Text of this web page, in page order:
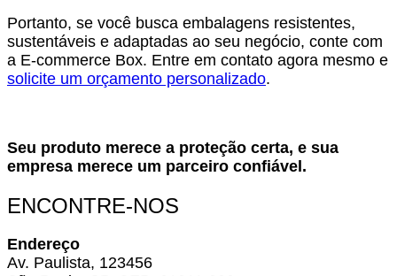
Portanto, se você busca embalagens resistentes,
sustentáveis e adaptadas ao seu negócio, conte com
a E-commerce Box. Entre em contato agora mesmo e
solicite um orçamento personalizado.
Seu produto merece a proteção certa, e sua
empresa merece um parceiro confiável.
ENCONTRE-NOS
Endereço
Av. Paulista, 123456